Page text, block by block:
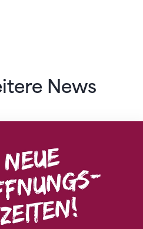
News
ab 1. August 2026